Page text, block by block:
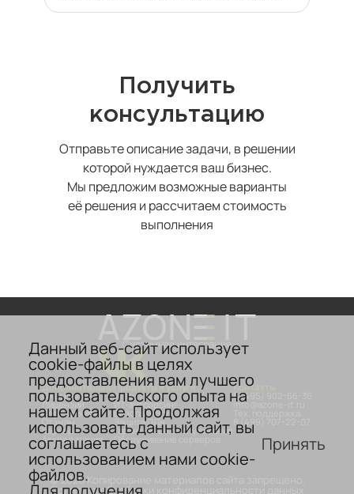
Получить
консультацию
Отправьте описание задачи, в решении
которой нуждается ваш бизнес.
Мы предложим возможные варианты
её решения и рассчитаем стоимость
выполнения
Системная интеграция
Дополнительно
О компании
Лицензии
Сертификаты
Отзывы
Карьера
Аккредитация
Продукты и услуги
Аттестация
ИТ-аутсорсинг
Безопасность
Защита ПДн
Гарантийное обслуживание
Обслуживание серверов
Контакты
8 (495) 902-66-36
info@azone-it.ru
8 (499) 707-22-07
© 2026 Копирование материалов сайта запрещено.
Политика обработки конфиденциальности данных
Данный веб-сайт использует
cookie-файлы в целях
предоставления вам лучшего
пользовательского опыта на
нашем сайте. Продолжая
использовать данный сайт, вы
соглашаетесь с
использованием нами cookie-
файлов.
Принять